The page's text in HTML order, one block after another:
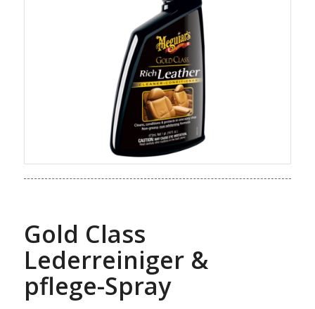
Gold Class
Lederreiniger &
pflege-Spray